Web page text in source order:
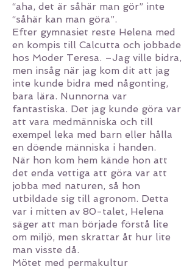
“aha, det är såhär man gör” inte
“såhär kan man göra”.
Efter gymnasiet reste Helena med
en kompis till Calcutta och jobbade
hos Moder Teresa. –Jag ville bidra,
men insåg när jag kom dit att jag
inte kunde bidra med någonting,
bara lära. Nunnorna var
fantastiska. Det jag kunde göra var
att vara medmänniska och till
exempel leka med barn eller hålla
en döende människa i handen.
När hon kom hem kände hon att
det enda vettiga att göra var att
jobba med naturen, så hon
utbildade sig till agronom. Detta
var i mitten av 80-talet, Helena
säger att man började förstå lite
om miljö, men skrattar åt hur lite
man visste då.
Mötet med permakultur